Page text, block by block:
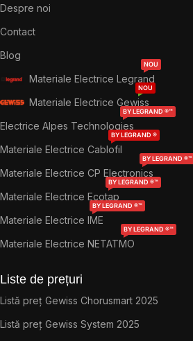
Despre noi
Contact
Blog
Materiale Electrice Legrand
NOU
Materiale Electrice Gewiss
NOU
Electrice Alpes Technologies
BY LEGRAND ®™
Materiale Electrice Cablofil
BY LEGRAND ®
Materiale Electrice CP Electronics
BY LEGRAND ®™
Materiale Electrice Ecotap
BY LEGRAND ®™
Materiale Electrice IME
BY LEGRAND ®™
Materiale Electrice NETATMO
BY LEGRAND ®™
Liste de prețuri
Listă preț Gewiss Chorusmart 2025
Listă preț Gewiss System 2025